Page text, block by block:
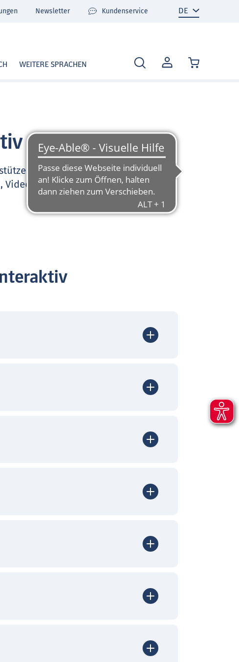
MEIN
KONTO
WEITERE SPRACHEN
Newsletter Kundenservice
Sie sehr gerne und
Tutorials und FAQ zu